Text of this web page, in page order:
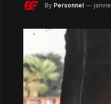
By Personnel